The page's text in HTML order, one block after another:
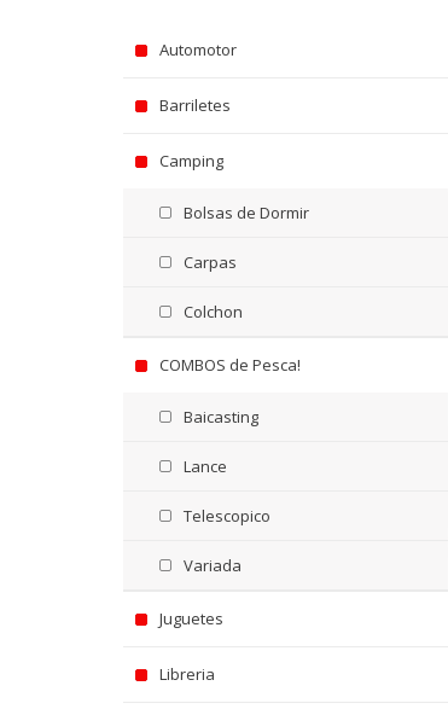
Automotor
Barriletes
Camping
Bolsas de Dormir
Carpas
Colchon
COMBOS de Pesca!
Baicasting
Lance
Telescopico
Variada
Juguetes
Libreria